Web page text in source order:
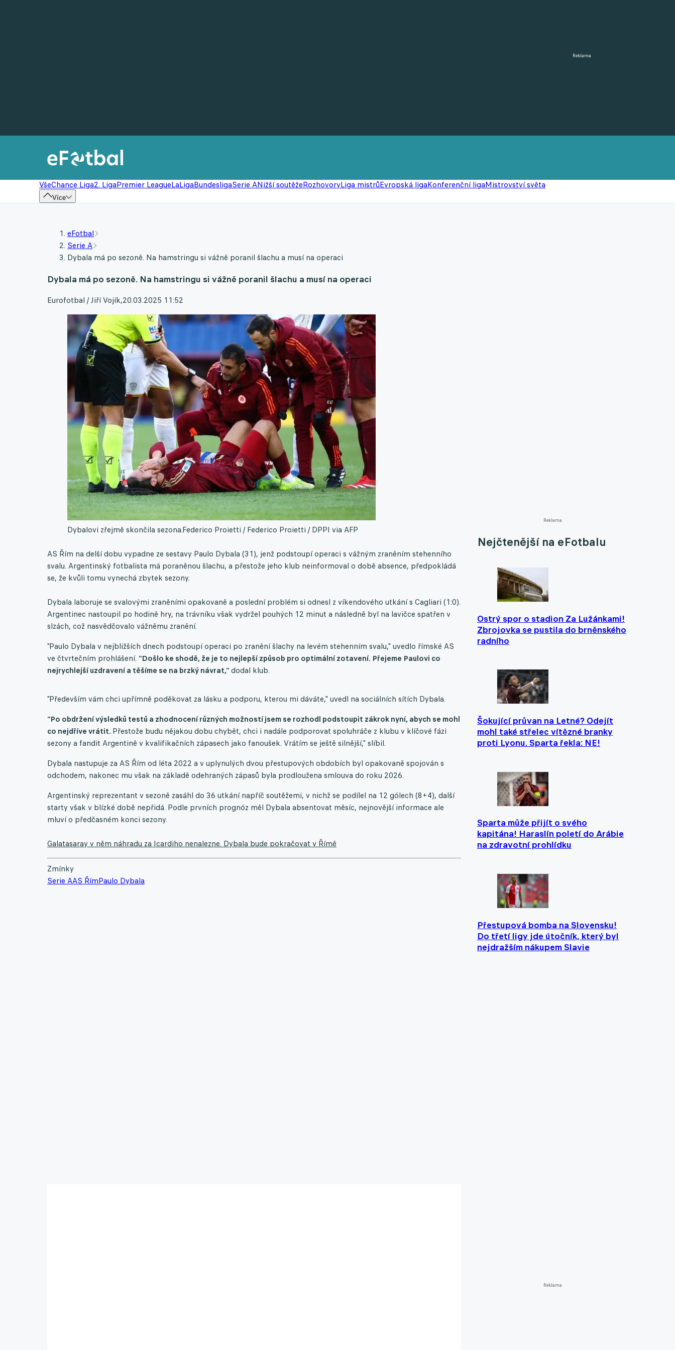
Reklama
VšeChance Liga2. LigaPremier LeagueLaLigaBundesligaSerie ANižší soutěžeRozhovoryLiga mistrůEvropská ligaKonferenční ligaMistrovství světa
Více
Reklama
Nejčtenější na eFotbalu
Ostrý spor o stadion Za Lužánkami!
Zbrojovka se pustila do brněnského
radního
Šokující průvan na Letné? Odejít
mohl také střelec vítězné branky
proti Lyonu. Sparta řekla: NE!
Sparta může přijít o svého
kapitána! Haraslín poletí do Arábie
na zdravotní prohlídku
Přestupová bomba na Slovensku!
Do třetí ligy jde útočník, který byl
nejdražším nákupem Slavie
Reklama
eFotbal
Serie A
Dybala má po sezoně. Na hamstringu si vážně poranil šlachu a musí na operaci
Dybala má po sezoně. Na hamstringu si vážně poranil šlachu a musí na operaci
Eurofotbal / Jiří Vojík,20.03.2025 11:52
Dybalovi zřejmě skončila sezona.Federico Proietti / Federico Proietti / DPPI via AFP
AS Řím na delší dobu vypadne ze sestavy Paulo Dybala (31), jenž podstoupí operaci s vážným zraněním stehenního
svalu. Argentinský fotbalista má poraněnou šlachu, a přestože jeho klub neinformoval o době absence, předpokládá
se, že kvůli tomu vynechá zbytek sezony.
Dybala laboruje se svalovými zraněními opakovaně a poslední problém si odnesl z víkendového utkání s Cagliari (1:0).
Argentinec nastoupil po hodině hry, na trávníku však vydržel pouhých 12 minut a následně byl na lavičce spatřen v
slzách, což nasvědčovalo vážněmu zranění.
"Paulo Dybala v nejbližších dnech podstoupí operaci po zranění šlachy na levém stehenním svalu," uvedlo římské AS
ve čtvrtečním prohlášení. "Došlo ke shodě, že je to nejlepší způsob pro optimální zotavení. Přejeme Paulovi co
nejrychlejší uzdravení a těšíme se na brzký návrat," dodal klub.
"Především vám chci upřímně poděkovat za lásku a podporu, kterou mi dáváte," uvedl na sociálních sítích Dybala.
"Po obdržení výsledků testů a zhodnocení různých možností jsem se rozhodl podstoupit zákrok nyní, abych se mohl
co nejdříve vrátit. Přestože budu nějakou dobu chybět, chci i nadále podporovat spoluhráče z klubu v klíčové fázi
sezony a fandit Argentině v kvalifikačních zápasech jako fanoušek. Vrátím se ještě silnější," slíbil.
Dybala nastupuje za AS Řím od léta 2022 a v uplynulých dvou přestupových obdobích byl opakovaně spojován s
odchodem, nakonec mu však na základě odehraných zápasů byla prodloužena smlouva do roku 2026.
Argentinský reprezentant v sezoně zasáhl do 36 utkání napříč soutěžemi, v nichž se podílel na 12 gólech (8+4), další
starty však v blízké době nepřidá. Podle prvních prognóz měl Dybala absentovat měsíc, nejnovější informace ale
mluví o předčasném konci sezony.
Galatasaray v něm náhradu za Icardiho nenalezne. Dybala bude pokračovat v Římě
Zmínky
Serie AAS ŘímPaulo Dybala